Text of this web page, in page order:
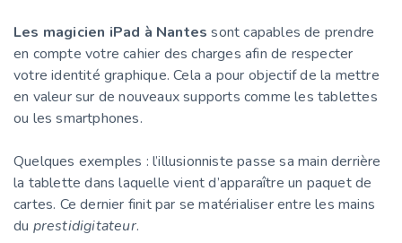
Les magicien iPad à Nantes sont capables de prendre
en compte votre cahier des charges afin de respecter
votre identité graphique. Cela a pour objectif de la mettre
en valeur sur de nouveaux supports comme les tablettes
ou les smartphones.
Quelques exemples : l’illusionniste passe sa main derrière
la tablette dans laquelle vient d’apparaître un paquet de
cartes. Ce dernier finit par se matérialiser entre les mains
du prestidigitateur.